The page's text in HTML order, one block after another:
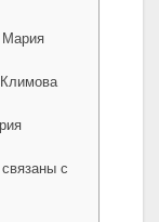
Мария
с